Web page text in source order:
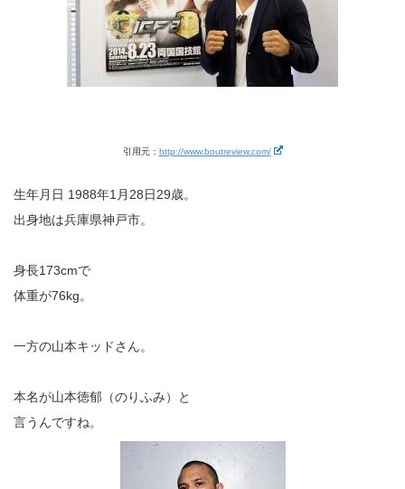
引用元： http://www.boutreview.com/
生年月日 1988年1月28日29歳。
出身地は兵庫県神戸市。
身長173cmで
体重が76kg。
一方の山本キッドさん。
本名が山本徳郁（のりふみ）と
言うんですね。